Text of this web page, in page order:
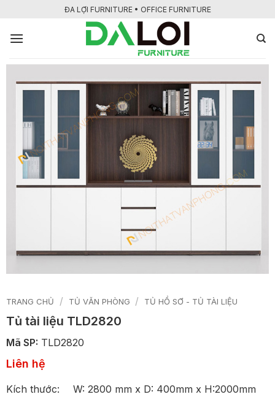
nội
ĐA LỢI FURNITURE • OFFICE FURNITURE
TRANG CHỦ / TỦ VĂN PHÒNG / TỦ HỒ SƠ - TỦ TÀI LIỆU
Tủ tài liệu TLD2820
Mã SP: TLD2820
Liên hệ
Kích thước:
W: 2800 mm x D: 400mm x H:2000mm